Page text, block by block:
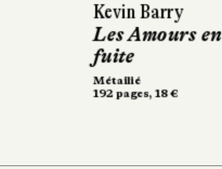
Amira Ghenim
Le Désastre de
la maison des
notables
10/18